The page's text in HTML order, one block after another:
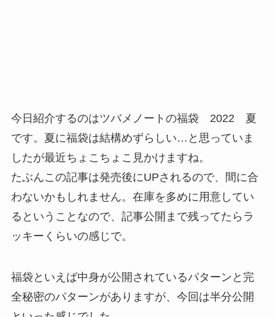
今日紹介するのはツバメノートの福袋 2022 夏
です。夏に福袋は結構めずらしい…と思っていま
したが最近ちょこちょこ見かけますね。
たぶんこの記事は発売後にUPされるので、間に合
わないかもしれません。在庫を多めに用意してい
るということなので、記事公開まで残ってたらラ
ッキーくらいの感じで。
福袋といえば中身が公開されているパターンと完
全秘密のパターンがありますが、今回は半分公開